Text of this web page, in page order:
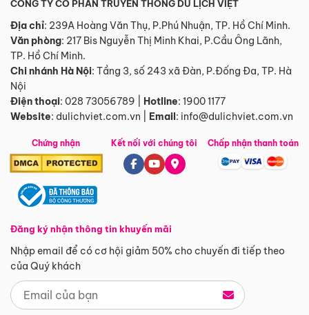
CÔNG TY CỔ PHẦN TRUYỀN THÔNG DU LỊCH VIỆT
Địa chỉ: 239A Hoàng Văn Thụ, P.Phú Nhuận, TP. Hồ Chí Minh.
Văn phòng: 217 Bis Nguyễn Thị Minh Khai, P.Cầu Ông Lãnh,
TP. Hồ Chí Minh.
Chi nhánh Hà Nội: Tầng 3, số 243 xã Đàn, P.Đống Đa, TP. Hà
Nội
Điện thoại: 028 73056789 Hotline: 1900 1177
Website: dulichviet.com.vn Email: info@dulichviet.com.vn
Chứng nhận
Đăng ký nhận thông tin khuyến mãi
Nhập email để có cơ hội giảm 50% cho chuyến đi tiếp theo
của Quý khách
Kết nối với chúng tôi Chấp nhận thanh toán